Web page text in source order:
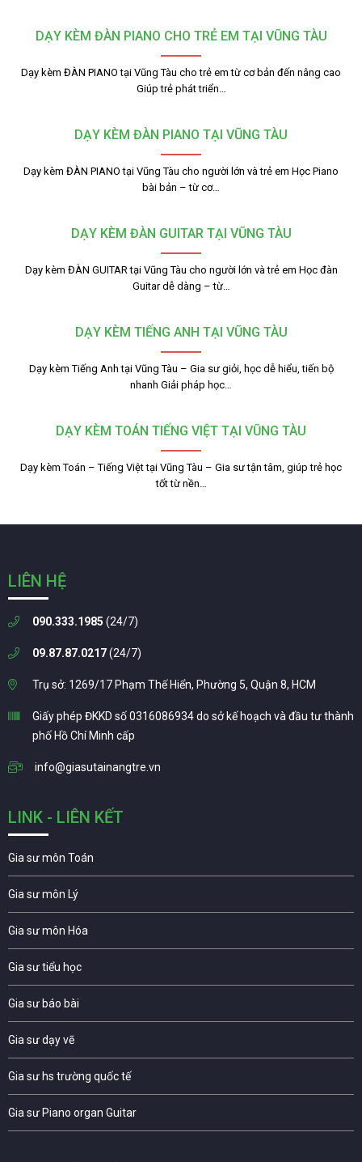
DẠY KÈM ĐÀN PIANO CHO TRẺ EM TẠI VŨNG TÀU
Dạy kèm ĐÀN PIANO tại Vũng Tàu cho trẻ em từ cơ bản đến nâng cao
Giúp trẻ phát triển…
DẠY KÈM ĐÀN PIANO TẠI VŨNG TÀU
Dạy kèm ĐÀN PIANO tại Vũng Tàu cho người lớn và trẻ em Học Piano
bài bản – từ cơ…
DẠY KÈM ĐÀN GUITAR TẠI VŨNG TÀU
Dạy kèm ĐÀN GUITAR tại Vũng Tàu cho người lớn và trẻ em Học đàn
Guitar dễ dàng – từ…
DẠY KÈM TIẾNG ANH TẠI VŨNG TÀU
Dạy kèm Tiếng Anh tại Vũng Tàu – Gia sư giỏi, học dễ hiểu, tiến bộ
nhanh Giải pháp học…
DẠY KÈM TOÁN TIẾNG VIỆT TẠI VŨNG TÀU
Dạy kèm Toán – Tiếng Việt tại Vũng Tàu – Gia sư tận tâm, giúp trẻ học
tốt từ nền…
LIÊN HỆ
090.333.1985 (24/7)
09.87.87.0217(24/7)
Trụ sở: 1269/17 Phạm Thế Hiển, Phường 5, Quận 8, HCM
Giấy phép ĐKKD số 0316086934 do sở kế hoạch và đầu tư thành
phố Hồ Chí Minh cấp
info@giasutainangtre.vn
LINK - LIÊN KẾT
Gia sư môn Toán
Gia sư môn Lý
Gia sư môn Hóa
Gia sư tiểu học
Gia sư báo bài
Gia sư dạy vẽ
Gia sư hs trường quốc tế
Gia sư Piano organ Guitar